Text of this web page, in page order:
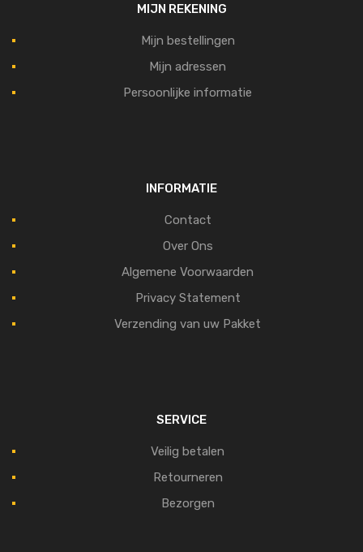
MIJN REKENING
Mijn bestellingen
Mijn adressen
Persoonlijke informatie
INFORMATIE
Contact
Over Ons
Algemene Voorwaarden
Privacy Statement
Verzending van uw Pakket
SERVICE
Veilig betalen
Retourneren
Bezorgen